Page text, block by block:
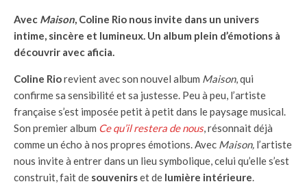
Avec Maison, Coline Rio nous invite dans un univers
intime, sincère et lumineux. Un album plein d’émotions à
découvrir avec aficia.
Coline Riorevient avec son nouvel album Maison, qui
confirme sa sensibilité et sa justesse. Peu à peu, l’artiste
française s’est imposée petit à petit dans le paysage musical.
Son premier album Ce qu’il restera de nous, résonnait déjà
comme un écho à nos propres émotions. Avec Maison, l’artiste
nous invite à entrer dans un lieu symbolique, celui qu’elle s’est
construit, fait de souvenirset de lumière intérieure.